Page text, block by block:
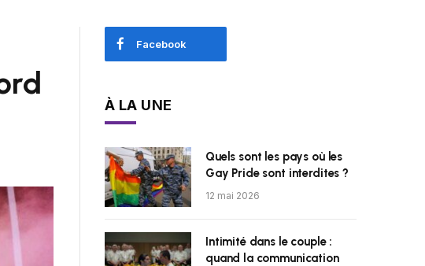
Facebook
À LA UNE
Quels sont les pays où les
Gay Pride sont interdites ?
12 mai 2026
Intimité dans le couple :
quand la communication